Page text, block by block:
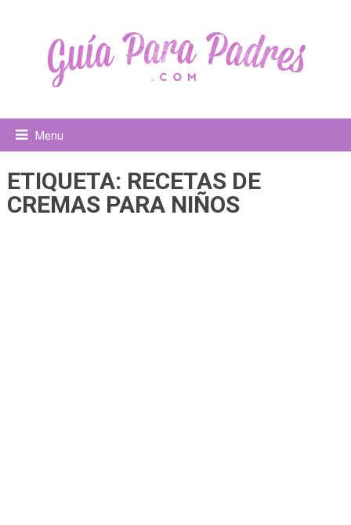
Menu
ETIQUETA: RECETAS DE
CREMAS PARA NIÑOS